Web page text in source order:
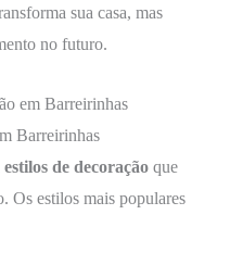
sua casa, mas
no futuro.
em Barreirinhas
Barreirinhas
estilos de decoraçãoque
Os estilos mais populares